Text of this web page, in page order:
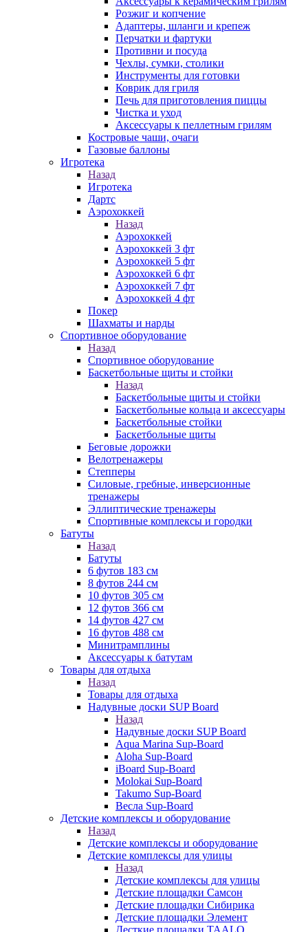
Розжиг и копчение
Адаптеры, шланги и крепеж
Перчатки и фартуки
Противни и посуда
Чехлы, сумки, столики
Инструменты для готовки
Коврик для гриля
Печь для приготовления пиццы
Чистка и уход
Аксессуары к пеллетным грилям
Костровые чаши, очаги
Газовые баллоны
Игротека
Назад
Игротека
Дартс
Аэрохоккей
Назад
Аэрохоккей
Аэрохоккей 3 фт
Аэрохоккей 5 фт
Аэрохоккей 6 фт
Аэрохоккей 7 фт
Аэрохоккей 4 фт
Покер
Шахматы и нарды
Спортивное оборудование
Назад
Спортивное оборудование
Баскетбольные щиты и стойки
Назад
Баскетбольные щиты и стойки
Баскетбольные кольца и аксессуары
Баскетбольные стойки
Баскетбольные щиты
Беговые дорожки
Велотренажеры
Степперы
Силовые, гребные, инверсионные
тренажеры
Эллиптические тренажеры
Спортивные комплексы и городки
Батуты
Назад
Батуты
6 футов 183 см
8 футов 244 см
10 футов 305 см
12 футов 366 см
14 футов 427 см
16 футов 488 см
Минитрамплины
Аксессуары к батутам
Товары для отдыха
Назад
Товары для отдыха
Надувные доски SUP Board
Назад
Надувные доски SUP Board
Aqua Marina Sup-Board
Aloha Sup-Board
iBoard Sup-Board
Molokai Sup-Board
Takumo Sup-Board
Весла Sup-Board
Детские комплексы и оборудование
Назад
Детские комплексы и оборудование
Детские комплексы для улицы
Назад
Детские комплексы для улицы
Детские площадки Самсон
Детские площадки Сибирика
Детские площадки Элемент
Десткие площадки TAALO